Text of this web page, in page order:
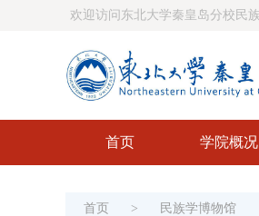
欢迎访问东北大学秦皇岛分校民
首页 学院概况
首页 > 民族学博物馆